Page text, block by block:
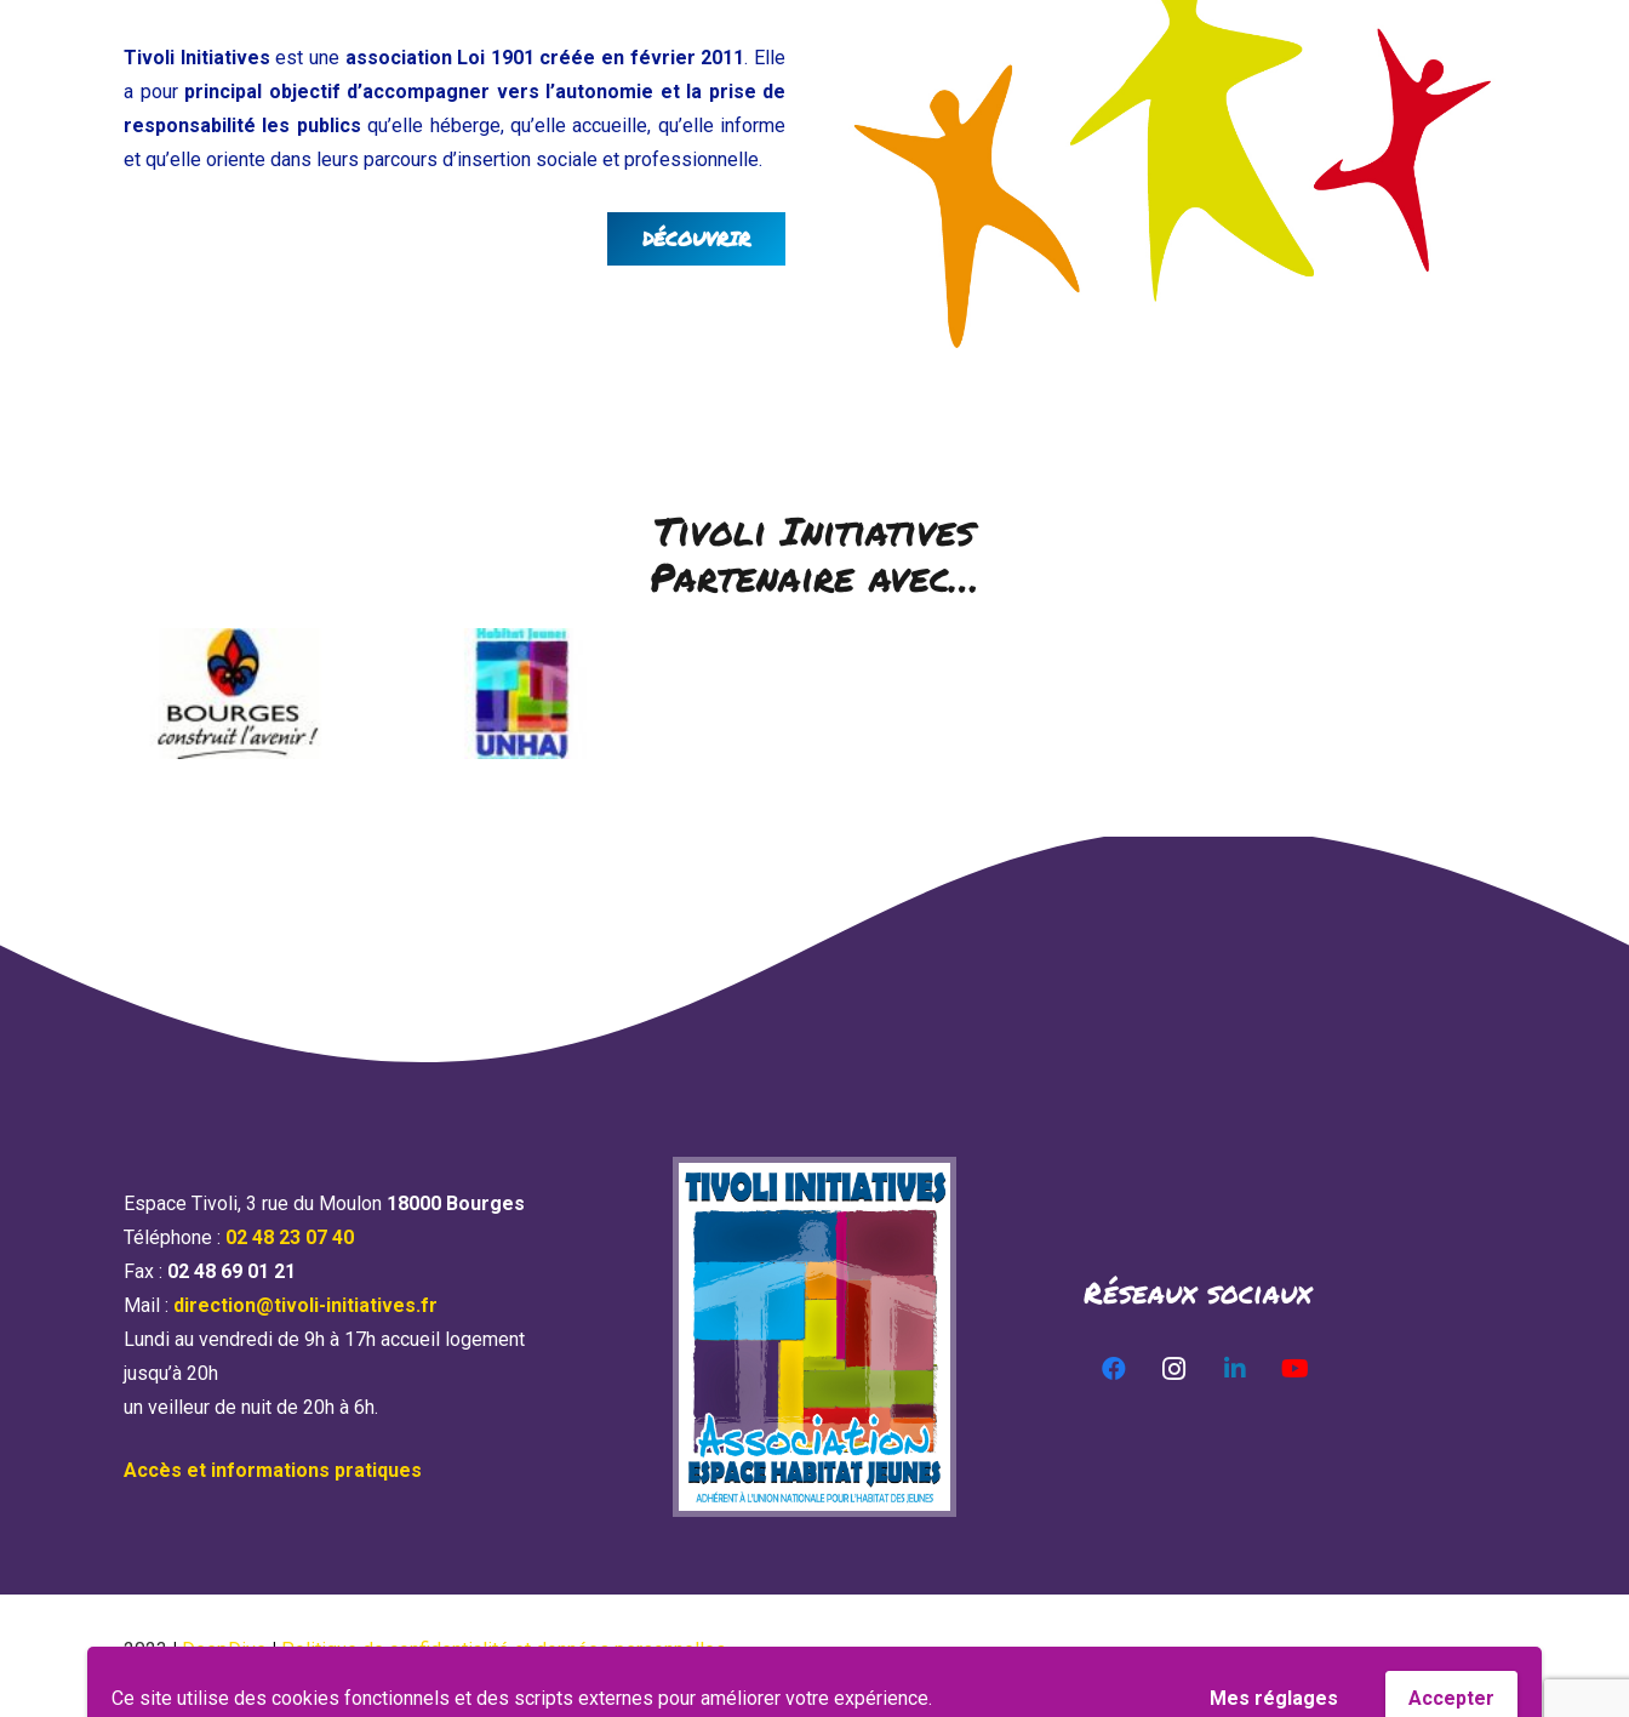
Ce site utilise des cookies fonctionnels et des scripts externes pour améliorer votre expérience. Mes réglages Accepter
Tivoli Initiatives est une association Loi 1901 créée en février 2011. Elle
a pour principal objectif d’accompagner vers l’autonomie et la prise de
responsabilité les publics qu’elle héberge, qu’elle accueille, qu’elle informe
et qu’elle oriente dans leurs parcours d’insertion sociale et professionnelle.
DÉCOUVRIR
Tivoli Initiatives
Partenaire avec…
Espace Tivoli, 3 rue du Moulon 18000 Bourges
Téléphone : 02 48 23 07 40
Fax : 02 48 69 01 21
Mail : direction@tivoli-initiatives.fr
Lundi au vendredi de 9h à 17h accueil logement
jusqu’à 20h
un veilleur de nuit de 20h à 6h.
Accès et informations pratiques
Réseaux sociaux
2023| DeepDive| Politique de confidentialité et données personnelles